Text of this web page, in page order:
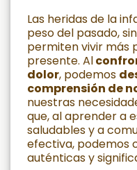
Las heridas de la
peso del pasado,
permiten vivir más
presente. Al
dolor, podemos
comprensión de
nuestras
que, al aprender a
saludables y a
efectiva, podemos
auténticas y